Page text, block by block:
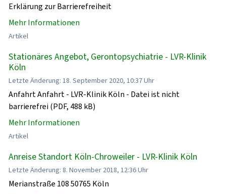
Erklärung zur Barrierefreiheit
Mehr Informationen
Artikel
Stationäres Angebot, Gerontopsychiatrie - LVR-Klinik
Köln
Letzte Änderung: 18. September 2020, 10:37 Uhr
Anfahrt Anfahrt - LVR-Klinik Köln - Datei ist nicht
barrierefrei (PDF, 488 kB)
Mehr Informationen
Artikel
Anreise Standort Köln-Chroweiler - LVR-Klinik Köln
Letzte Änderung: 8. November 2018, 12:36 Uhr
Merianstraße 108 50765 Köln